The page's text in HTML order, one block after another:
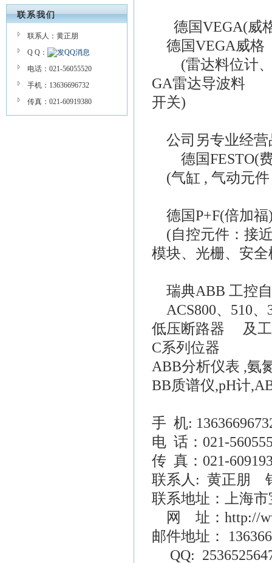
联系我们
联系人：黄正朋
Q Q：
电话：021-56055520
手机：13636696732
传真：021-60919380
德国VEGA(威
德国VEGA威格
(雷达料位计、
GA雷达导波料
开关)
公司另专业经营
德国FESTO(费
(气缸 , 气动元件
德国P+F(倍加福
(自控元件：接
模块、光栅、安
瑞典ABB 工控
ACS800、510、
低压断路器 及工
C系列位器
ABB分析仪表 ,氨
BB质谱仪,pH计
手 机:
电 话：021-
传 真：021-
联系人: 黄正朋
联系地址：上海市
网 址：http://
邮件地址：
QQ: